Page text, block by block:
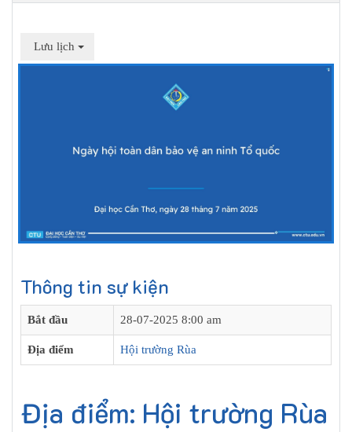
Lưu lịch
Thông tin sự kiện
Bắt đầu 28-07-2025 8:00 am
Địa điểm Hội trường Rùa
Địa điểm: Hội trường Rùa